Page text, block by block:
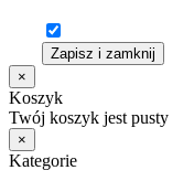
Zapisz i zamknij
×
Koszyk
Twój koszyk jest pusty
×
Kategorie